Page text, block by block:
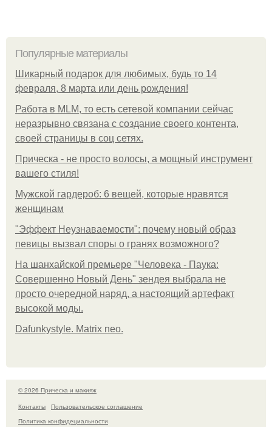
Популярные материалы
Шикарный подарок для любимых, будь то 14
февраля, 8 марта или день рождения!
Работа в MLM, то есть сетевой компании сейчас
неразрывно связана с создание своего контента,
своей страницы в соц сетях.
Прическа - не просто волосы, а мощный инструмент
вашего стиля!
Мужской гардероб: 6 вещей, которые нравятся
женщинам
"Эффект Неузнаваемости": почему новый образ
певицы вызвал споры о гранях возможного?
На шанхайской премьере "Человека - Паука:
Совершенно Новый День" зендея выбрала не
просто очередной наряд, а настоящий артефакт
высокой моды.
Dafunkystyle. Matrix neo.
© 2026 Прическа и макияж
Контакты
Пользовательское соглашение
Политика конфидециальности